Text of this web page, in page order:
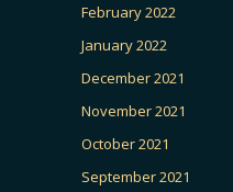
February 2022
January 2022
December 2021
November 2021
October 2021
September 2021